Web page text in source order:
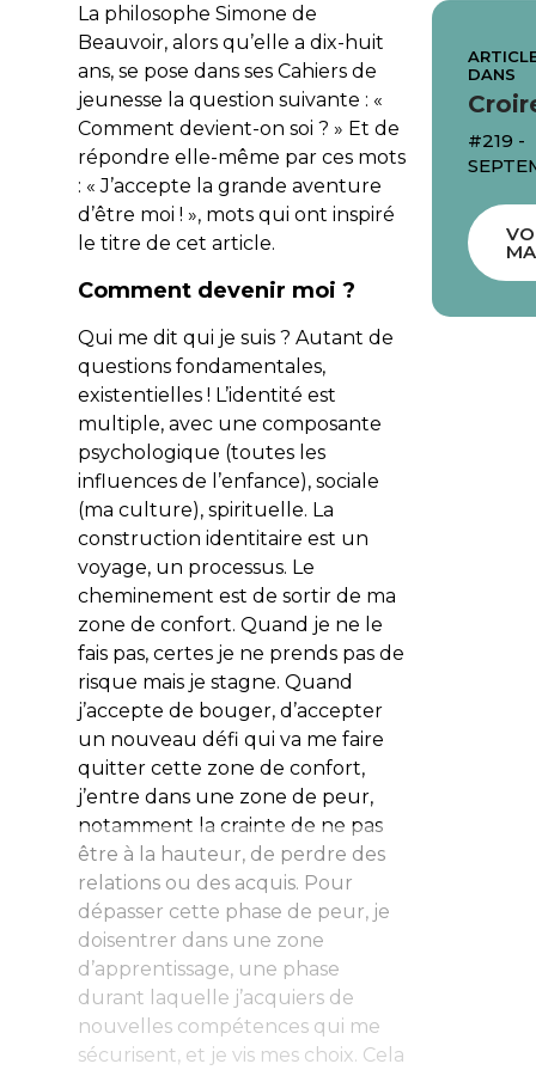
La philosophe Simone de
Beauvoir, alors qu’elle a dix-huit
ans, se pose dans ses Cahiers de
jeunesse la question suivante : «
Comment devient-on soi ? » Et de
répondre elle-même par ces mots
: « J’accepte la grande aventure
d’être moi ! », mots qui ont inspiré
le titre de cet article.
Comment devenir moi ?
Qui me dit qui je suis ? Autant de
questions fondamentales,
existentielles ! L’identité est
multiple, avec une composante
psychologique (toutes les
influences de l’enfance), sociale
(ma culture), spirituelle. La
construction identitaire est un
voyage, un processus. Le
cheminement est de sortir de ma
zone de confort. Quand je ne le
fais pas, certes je ne prends pas de
risque mais je stagne. Quand
j’accepte de bouger, d’accepter
un nouveau défi qui va me faire
quitter cette zone de confort,
j’entre dans une zone de peur,
notamment la crainte de ne pas
être à la hauteur, de perdre des
relations ou des acquis. Pour
dépasser cette phase de peur, je
doisentrer dans une zone
d’apprentissage, une phase
durant laquelle j’acquiers de
nouvelles compétences qui me
sécurisent, et je vis mes choix. Cela
DANS
#219 -